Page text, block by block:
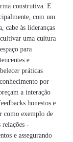
construtiva. E
com um
cabe às lideranças
uma cultura
para
e
práticas
por
a interação
honestos e
como exemplo de
-
e assegurando